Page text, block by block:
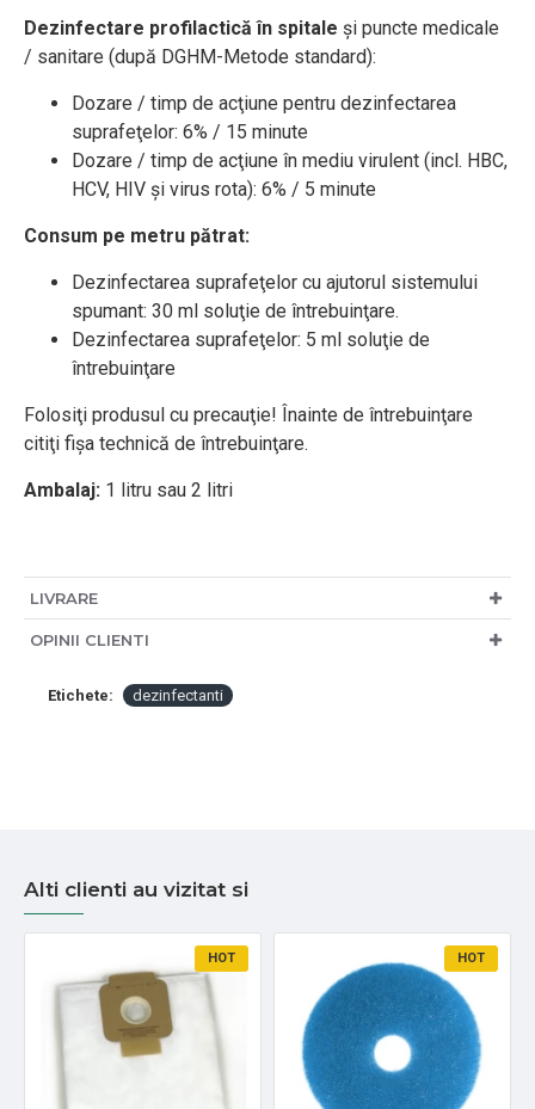
Dezinfectare profilactică în spitale şi puncte medicale
/ sanitare (după DGHM-Metode standard):
Dozare / timp de acţiune pentru dezinfectarea
suprafeţelor: 6% / 15 minute
Dozare / timp de acţiune în mediu virulent (incl. HBC,
HCV, HIV şi virus rota): 6% / 5 minute
Consum pe metru pătrat:
Dezinfectarea suprafeţelor cu ajutorul sistemului
spumant: 30 ml soluţie de întrebuinţare.
Dezinfectarea suprafeţelor: 5 ml soluţie de
întrebuinţare
Folosiţi produsul cu precauţie! Înainte de întrebuinţare
citiţi fişa technică de întrebuinţare.
Ambalaj: 1 litru sau 2 litri
LIVRARE
OPINII CLIENTI
Etichete: dezinfectanti
Alti clienti au vizitat si
HOT HOT